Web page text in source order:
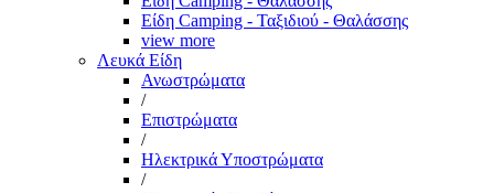
Είδη Camping - Ταξιδιού - Θαλάσσης
view more
Λευκά Είδη
Ανωστρώματα
/
Επιστρώματα
/
Ηλεκτρικά Υποστρώματα
/